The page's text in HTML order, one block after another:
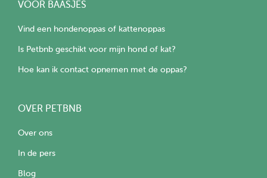
VOOR BAASJES
Vind een hondenoppas of kattenoppas
Is Petbnb geschikt voor mijn hond of kat?
Hoe kan ik contact opnemen met de oppas?
OVER PETBNB
Over ons
In de pers
Blog